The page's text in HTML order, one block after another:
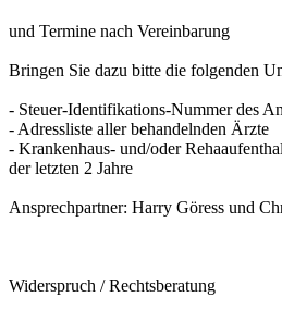
und Termine nach Vereinbarung
Bringen Sie dazu bitte die folgenden
- Steuer-Identifikations-Nummer des
- Adressliste aller behandelnden Ärzte
- Krankenhaus- und/oder
der letzten 2 Jahre
Ansprechpartner: Harry Göress und
Widerspruch / Rechtsberatung